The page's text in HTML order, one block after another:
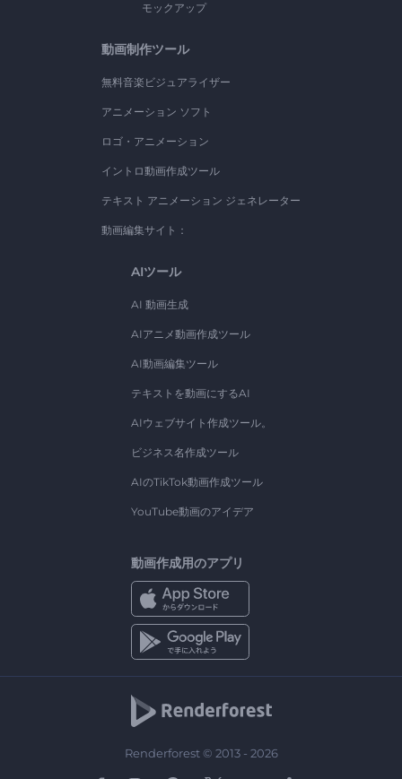
モックアップ
動画制作ツール
無料音楽ビジュアライザー
アニメーション ソフト
ロゴ・アニメーション
イントロ動画作成ツール
テキスト アニメーション ジェネレーター
動画編集サイト：
AIツール
AI 動画生成
AIアニメ動画作成ツール
AI動画編集ツール
テキストを動画にするAI
AIウェブサイト作成ツール。
ビジネス名作成ツール
AIのTikTok動画作成ツール
YouTube動画のアイデア
動画作成用のアプリ
Renderforest © 2013 - 2026